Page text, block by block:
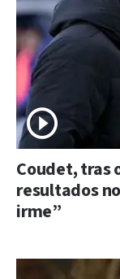
Coudet, tras
resultados
irme”